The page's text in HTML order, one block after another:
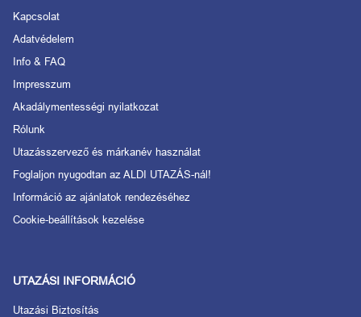
Kapcsolat
Adatvédelem
Info & FAQ
Impresszum
Akadálymentességi nyilatkozat
Rólunk
Utazásszervező és márkanév használat
Foglaljon nyugodtan az ALDI UTAZÁS-nál!
Információ az ajánlatok rendezéséhez
Cookie-beállítások kezelése
UTAZÁSI INFORMÁCIÓ
Utazási Biztosítás